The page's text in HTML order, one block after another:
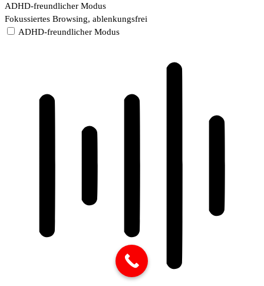
ADHD-freundlicher Modus
Fokussiertes Browsing, ablenkungsfrei
ADHD-freundlicher Modus